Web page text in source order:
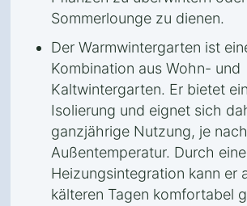
Sommerlounge zu dienen.
Der Warmwintergarten ist
Kombination aus Wohn- und
Kaltwintergarten. Er bietet
Isolierung und eignet sich
ganzjährige Nutzung, je nach
Außentemperatur. Durch
Heizungsintegration kann er
kälteren Tagen komfortabel